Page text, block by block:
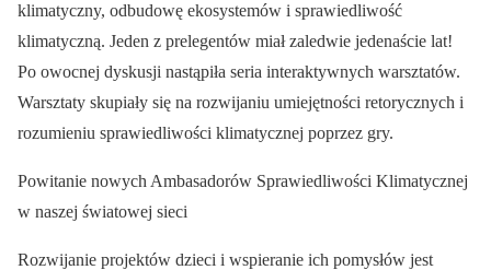
klimatyczny, odbudowę ekosystemów i sprawiedliwość
klimatyczną. Jeden z prelegentów miał zaledwie jedenaście lat!
Po owocnej dyskusji nastąpiła seria interaktywnych warsztatów.
Warsztaty skupiały się na rozwijaniu umiejętności retorycznych i
rozumieniu sprawiedliwości klimatycznej poprzez gry.
Powitanie nowych Ambasadorów Sprawiedliwości Klimatycznej
w naszej światowej sieci
Rozwijanie projektów dzieci i wspieranie ich pomysłów jest